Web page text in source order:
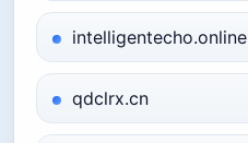
intelligentecho.online
qdclrx.cn